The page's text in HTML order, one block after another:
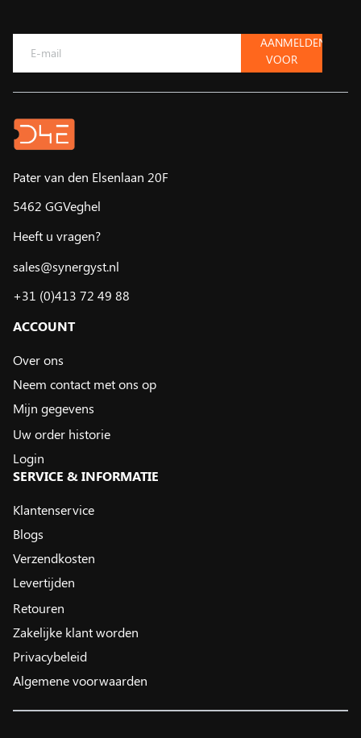
AANMELDEN
VOOR
DE
NIEUWSBRIEF
Pater van den Elsenlaan 20F
5462 GGVeghel
Heeft u vragen?
sales@synergyst.nl
+31 (0)413 72 49 88
ACCOUNT
Over ons
Neem contact met ons op
Mijn gegevens
Uw order historie
Login
SERVICE & INFORMATIE
Klantenservice
Blogs
Verzendkosten
Levertijden
Retouren
Zakelijke klant worden
Privacybeleid
Algemene voorwaarden